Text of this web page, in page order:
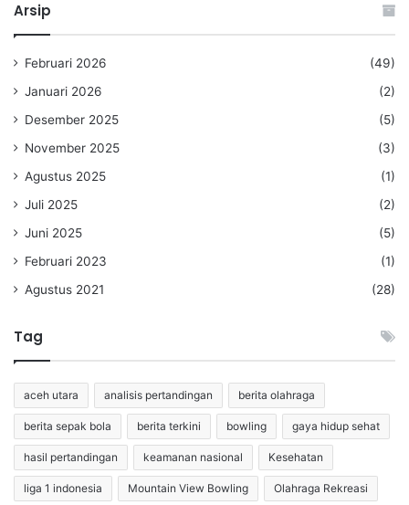
Arsip
Februari 2026
(49)
Januari 2026
(2)
Desember 2025
(5)
November 2025
(3)
Agustus 2025
(1)
Juli 2025
(2)
Juni 2025
(5)
Februari 2023
(1)
Agustus 2021
(28)
Tag
aceh utara analisis pertandingan berita olahraga
berita sepak bola berita terkini bowling gaya hidup sehat
hasil pertandingan keamanan nasional Kesehatan
liga 1 indonesia Mountain View Bowling Olahraga Rekreasi